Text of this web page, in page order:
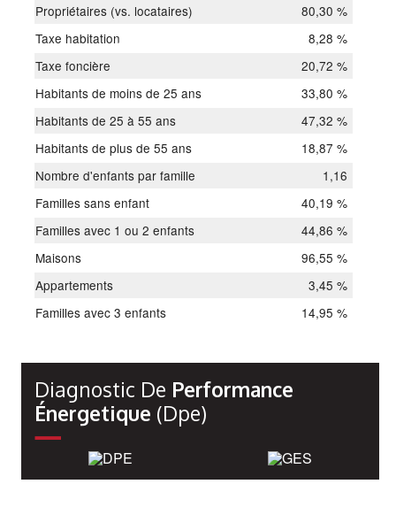
Propriétaires (vs. locataires)
80,30 %
Taxe habitation
8,28 %
Taxe foncière
20,72 %
Habitants de moins de 25 ans
33,80 %
Habitants de 25 à 55 ans
47,32 %
Habitants de plus de 55 ans
18,87 %
Nombre d'enfants par famille
1,16
Familles sans enfant
40,19 %
Familles avec 1 ou 2 enfants
44,86 %
Maisons
96,55 %
Appartements
3,45 %
Familles avec 3 enfants
14,95 %
Diagnostic De Performance
Énergetique (dpe)